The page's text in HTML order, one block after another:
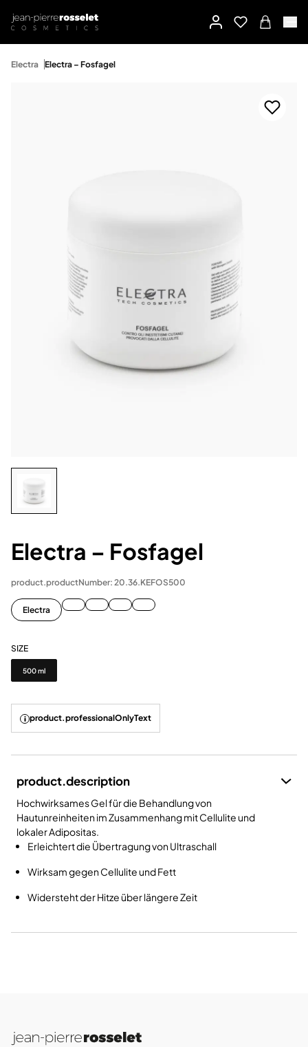
Electra Electra – Fosfagel
Electra – Fosfagel
product.productNumber: 20.36.KEFOS500
Electra
SIZE
Size
500 ml
product.professionalOnlyText
product.description
Hochwirksames Gel für die Behandlung von
Hautunreinheiten im Zusammenhang mit Cellulite und
lokaler Adipositas.
Erleichtert die Übertragung von Ultraschall
Wirksam gegen Cellulite und Fett
Widersteht der Hitze über längere Zeit